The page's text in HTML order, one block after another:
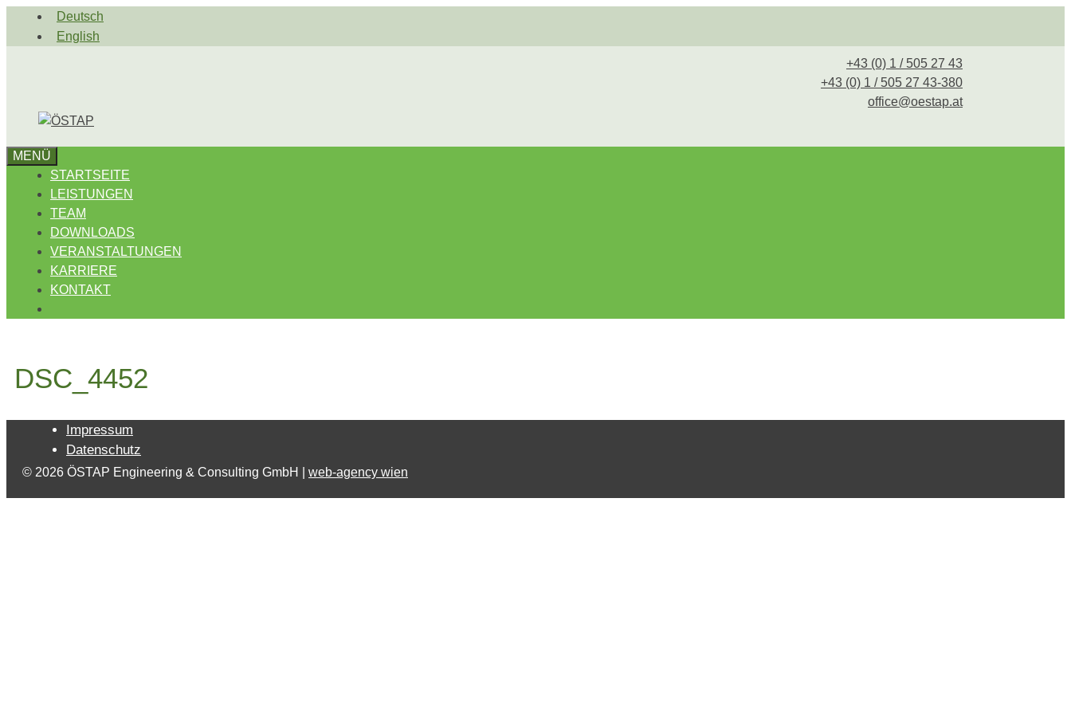
Deutsch
English
+43 (0) 1 / 505 27 43
+43 (0) 1 / 505 27 43-380
office@oestap.at
MENÜ
STARTSEITE
LEISTUNGEN
TEAM
DOWNLOADS
VERANSTALTUNGEN
KARRIERE
KONTAKT
DSC_4452
Impressum
Datenschutz
© 2026 ÖSTAP Engineering & Consulting GmbH | web-agency wien